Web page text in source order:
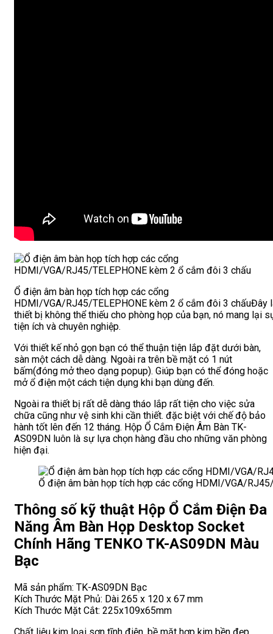
Ổ điện âm bàn họp tích hợp các cổng
HDMI/VGA/RJ45/TELEPHONE kèm 2 ổ cắm đôi 3 chấuĐây
thiết bị không thể thiếu cho phòng họp của bạn, nó mang lại
tiện ích và chuyên nghiệp.
Với thiết kế nhỏ gọn bạn có thể thuận tiện lắp đặt dưới bàn,
sàn một cách dễ dàng. Ngoài ra trên bề mặt có 1 nút
bấm(đóng mở theo dạng popup). Giúp bạn có thể đóng hoặc
mở ổ điện một cách tiện dụng khi bạn dùng đến.
Ngoài ra thiết bị rất dễ dàng tháo lắp rất tiện cho việc sửa
chữa cũng như vệ sinh khi cần thiết. đặc biệt với chế độ bảo
hành tốt lên đến 12 tháng. Hộp Ổ Cắm Điện Âm Bàn TK-
AS09DN luôn là sự lựa chọn hàng đầu cho những văn phòng
hiện đại.
Ổ điện âm bàn họp tích hợp các cổng HDMI/VGA/
Thông số kỹ thuật Hộp Ổ Cắm Điện Đa
Năng Âm Bàn Họp Desktop Socket
Chính Hãng TENKO TK-AS09DN Màu
Bạc
Mã sản phẩm: TK-AS09DN Bạc
Kích Thước Mặt Phủ: Dài 265 x 120 x 67 mm
Kích Thước Mặt Cắt: 225x109x65mm